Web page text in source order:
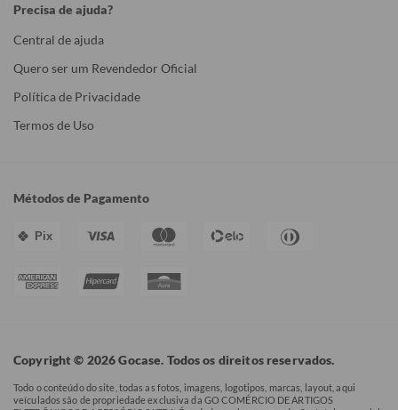
Precisa de ajuda?
Central de ajuda
Quero ser um Revendedor Oficial
Política de Privacidade
Termos de Uso
Métodos de Pagamento
Pix
Copyright © 2026 Gocase. Todos os direitos reservados.
Todo o conteúdo do site, todas as fotos, imagens, logotipos, marcas, layout, aqui
veículados são de propriedade exclusiva da GO COMÉRCIO DE ARTIGOS